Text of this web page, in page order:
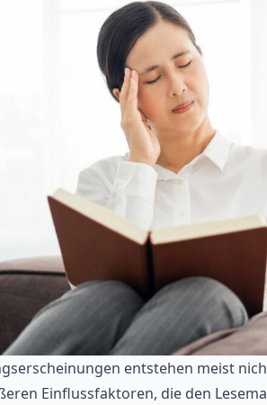
entstehen meist
Einflussfaktoren, die den